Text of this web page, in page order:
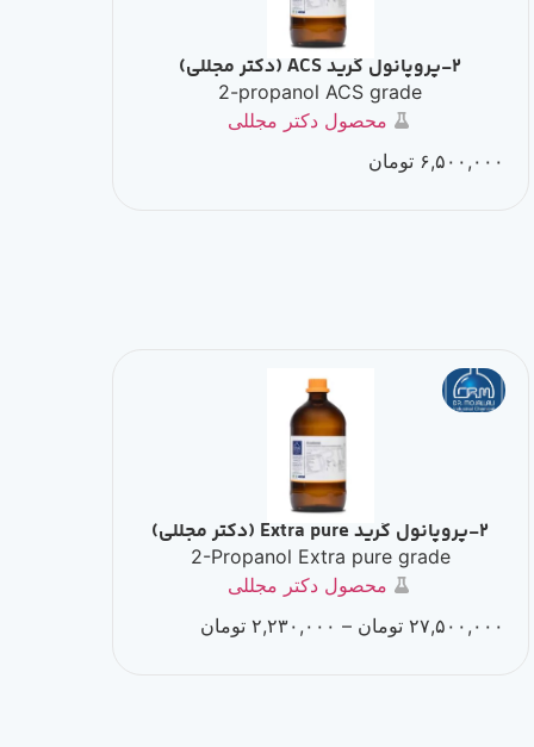
2-پروپانول گرید ACS (دکتر مجللی)
2-propanol ACS grade
محصول دکتر مجللی
۶,۵۰۰,۰۰۰ تومان
2-پروپانول گرید Extra pure (دکتر مجللی)
2-Propanol Extra pure grade
محصول دکتر مجللی
۲۷,۵۰۰,۰۰۰ تومان – ۲,۲۳۰,۰۰۰ تومان